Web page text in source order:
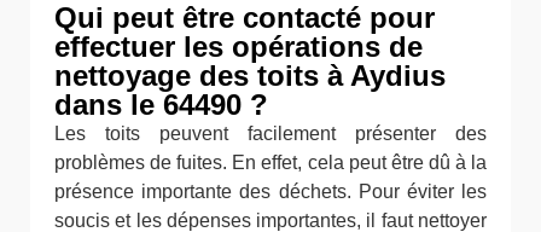
Qui peut être contacté pour
effectuer les opérations de
nettoyage des toits à Aydius
dans le 64490 ?
Les toits peuvent facilement présenter des
problèmes de fuites. En effet, cela peut être dû à la
présence importante des déchets. Pour éviter les
soucis et les dépenses importantes, il faut nettoyer